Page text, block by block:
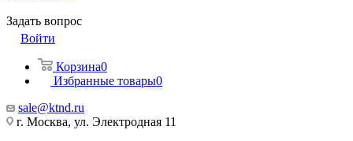
Задать вопрос
Войти
Корзина0
Избранные товары0
sale@ktnd.ru
г. Москва, ул. Электродная 11